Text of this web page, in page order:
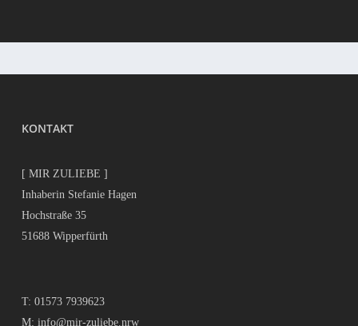
KONTAKT
[ MIR ZULIEBE ]
Inhaberin Stefanie Hagen
Hochstraße 35
51688 Wipperfürth
T: 01573 7939623
M: info@mir-zuliebe.nrw